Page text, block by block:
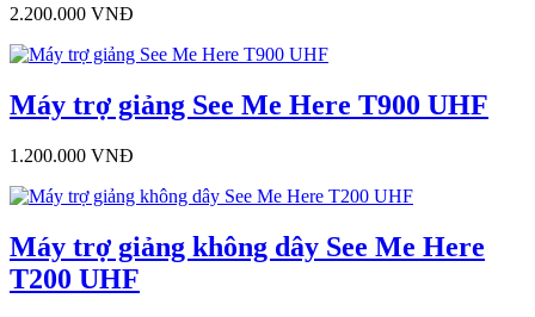
2.200.000 VNĐ
Máy trợ giảng See Me Here T900 UHF
1.200.000 VNĐ
Máy trợ giảng không dây See Me Here
T200 UHF